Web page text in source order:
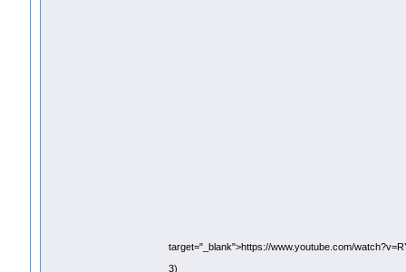
target="_blank">https://www.youtube.com/
3)